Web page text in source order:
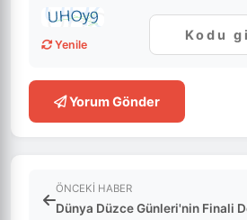
Yenile
Yorum Gönder
ÖNCEKI HABER
Dünya Düzce Günleri'nin Finali